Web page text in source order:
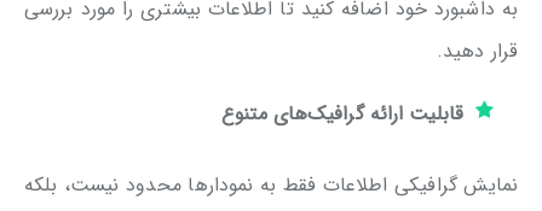
به داشبورد خود اضافه کنید تا اطلاعات بیشتری را مورد بررسی
قرار دهید.
قابلیت ارائه گرافیک‌های متنوع
نمایش گرافیکی اطلاعات فقط به نمودارها محدود نیست، بلکه